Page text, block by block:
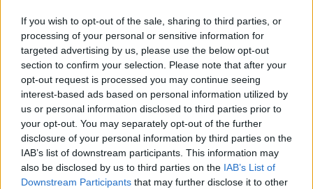
If you wish to opt-out of the sale, sharing to third parties, or
processing of your personal or sensitive information for
targeted advertising by us, please use the below opt-out
section to confirm your selection. Please note that after your
opt-out request is processed you may continue seeing
interest-based ads based on personal information utilized by
us or personal information disclosed to third parties prior to
your opt-out. You may separately opt-out of the further
disclosure of your personal information by third parties on the
IAB’s list of downstream participants. This information may
also be disclosed by us to third parties on the IAB’s List of
Downstream Participants that may further disclose it to other
svelato oggi la composizione dei nove gironi della Serie D…
Anche il Fasano out e le ammissioni salgono
a sei, l'Ilva è la prima società tra le non
ripescate
5 Ago 2026
Latte Dolce, Luigi Piredda il primo dei
confermati
4 Ago 2026